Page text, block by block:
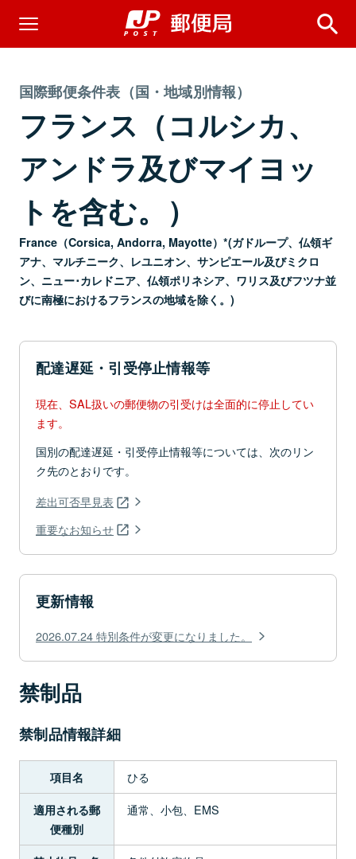
国際郵便条件表（国・地域別情報）
フランス（コルシカ、
アンドラ及びマイヨッ
トを含む。）
France（Corsica, Andorra, Mayotte）*(ガドループ、仏領ギ
アナ、マルチニーク、レユニオン、サンピエール及びミクロ
ン、ニュー･カレドニア、仏領ポリネシア、ワリス及びフツナ並
びに南極におけるフランスの地域を除く。)
配達遅延・引受停止情報等
現在、SAL扱いの郵便物の引受けは全面的に停止してい
ます。
国別の配達遅延・引受停止情報等については、次のリン
ク先のとおりです。
差出可否早見表
重要なお知らせ
更新情報
2026.07.24 特別条件が変更になりました。
禁制品
禁制品情報詳細
項目名 ひる
適用される郵
便種別
通常、小包、EMS